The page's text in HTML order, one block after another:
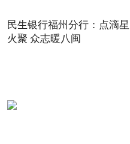
民生银行福州分行：点滴星
火聚 众志暖八闽